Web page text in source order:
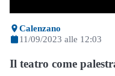
Calenzano
11/09/2023 alle 12:03
Il teatro come